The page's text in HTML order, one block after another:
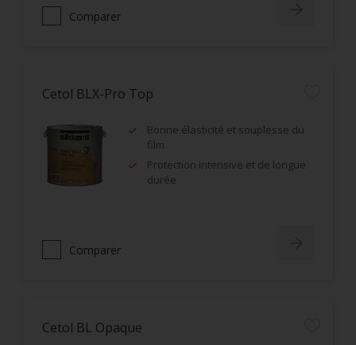
Comparer
Cetol BLX-Pro Top
Bonne élasticité et souplesse du
film
Protection intensive et de longue
durée
Comparer
Cetol BL Opaque